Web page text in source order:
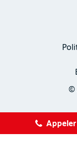
©
Appeler